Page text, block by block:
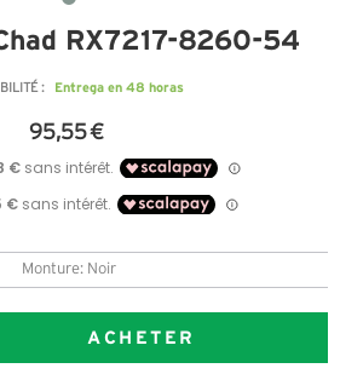
RX7217-8260-54
: Entrega en 48 horas
95,55 €
Monture: Noir
ACHETER